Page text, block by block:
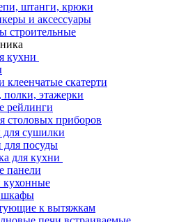
штанги, крюки
и аксессуары
строительные
кухни
клеенчатые скатерти
этажерки
рейлинги
столовых приборов
сушилки
посуды
для кухни
панели
шкафы
к вытяжкам